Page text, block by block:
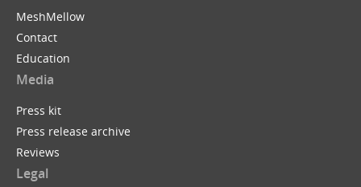
MeshMellow
Contact
Education
Media
Press kit
Press release archive
Reviews
Legal